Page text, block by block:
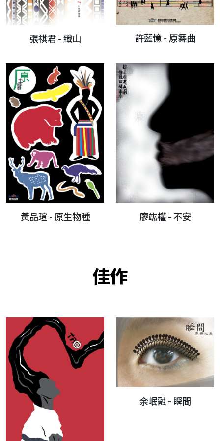
張祺君 - 織山 許藍憶 - 原舞曲
黃品瑄 - 原生物種 廖竑權 - 不安
佳作
余岷融 - 瞬間